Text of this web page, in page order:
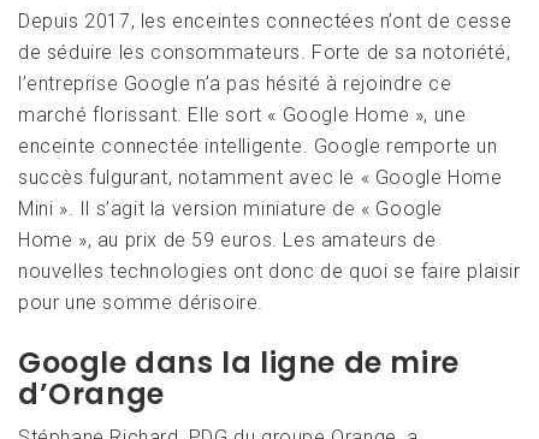
Depuis 2017, les enceintes connectées n’ont de cesse
de séduire les consommateurs. Forte de sa notoriété,
l’entreprise Google n’a pas hésité à rejoindre ce
marché florissant. Elle sort « Google Home », une
enceinte connectée intelligente. Google remporte un
succès fulgurant, notamment avec le « Google Home
Mini ». Il s’agit la version miniature de « Google
Home », au prix de 59 euros. Les amateurs de
nouvelles technologies ont donc de quoi se faire plaisir
pour une somme dérisoire.
Google dans la ligne de mire
d’Orange